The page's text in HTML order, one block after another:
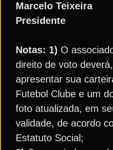
Marcelo Teixeira
Presidente
Notas: 1) O
direito de voto
apresentar sua
Futebol Clube e um
foto atualizada, em
validade, de acordo
Estatuto Social;